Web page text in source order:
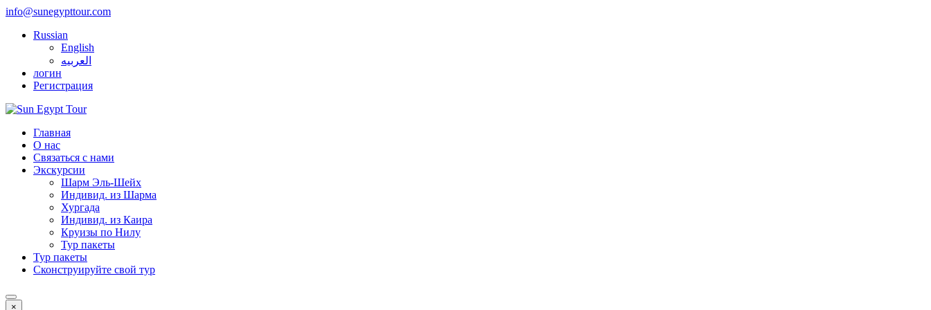
info@sunegypttour.com
Russian
English
العربيه
логин
Регистрация
Главная
О нас
Связаться с нами
Экскурсии
Шарм Эль-Шейх
Индивид. из Шарма
Хургада
Индивид. из Каира
Круизы по Нилу
Тур пакеты
Тур пакеты
Сконструируйте свой тур
×